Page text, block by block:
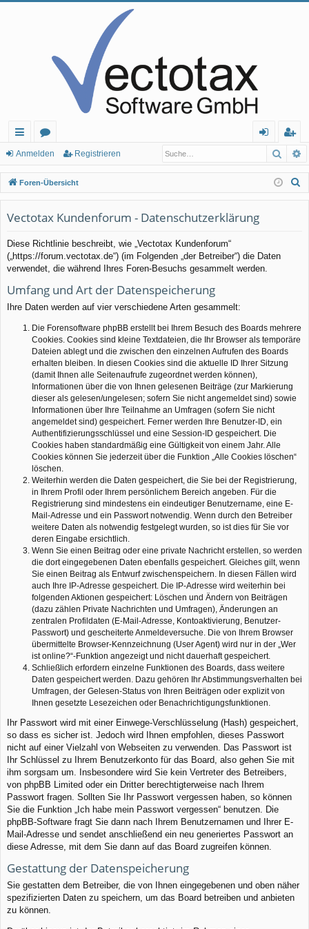
ch
ne
llz
ug
f
or
en
m
el
de
eg
ist
rie
Anmelden Registrieren
Foren-Übersicht
Vectotax Kundenforum - Datenschutzerklärung
Diese Richtlinie beschreibt, wie „Vectotax Kundenforum“
(„https://forum.vectotax.de“) (im Folgenden „der Betreiber“) die Daten
verwendet, die während Ihres Foren-Besuchs gesammelt werden.
Umfang und Art der Datenspeicherung
Ihre Daten werden auf vier verschiedene Arten gesammelt:
Die Forensoftware phpBB erstellt bei Ihrem Besuch des Boards mehrere
Cookies. Cookies sind kleine Textdateien, die Ihr Browser als temporäre
Dateien ablegt und die zwischen den einzelnen Aufrufen des Boards
erhalten bleiben. In diesen Cookies sind die aktuelle ID Ihrer Sitzung
(damit Ihnen alle Seitenaufrufe zugeordnet werden können),
Informationen über die von Ihnen gelesenen Beiträge (zur Markierung
dieser als gelesen/ungelesen; sofern Sie nicht angemeldet sind) sowie
Informationen über Ihre Teilnahme an Umfragen (sofern Sie nicht
angemeldet sind) gespeichert. Ferner werden Ihre Benutzer-ID, ein
Authentifizierungsschlüssel und eine Session-ID gespeichert. Die
Cookies haben standardmäßig eine Gültigkeit von einem Jahr. Alle
Cookies können Sie jederzeit über die Funktion „Alle Cookies löschen“
löschen.
Weiterhin werden die Daten gespeichert, die Sie bei der Registrierung,
in Ihrem Profil oder Ihrem persönlichem Bereich angeben. Für die
Registrierung sind mindestens ein eindeutiger Benutzername, eine E-
Mail-Adresse und ein Passwort notwendig. Wenn durch den Betreiber
weitere Daten als notwendig festgelegt wurden, so ist dies für Sie vor
deren Eingabe ersichtlich.
Wenn Sie einen Beitrag oder eine private Nachricht erstellen, so werden
die dort eingegebenen Daten ebenfalls gespeichert. Gleiches gilt, wenn
Sie einen Beitrag als Entwurf zwischenspeichern. In diesen Fällen wird
auch Ihre IP-Adresse gespeichert. Die IP-Adresse wird weiterhin bei
folgenden Aktionen gespeichert: Löschen und Ändern von Beiträgen
(dazu zählen Private Nachrichten und Umfragen), Änderungen an
zentralen Profildaten (E-Mail-Adresse, Kontoaktivierung, Benutzer-
Passwort) und gescheiterte Anmeldeversuche. Die von Ihrem Browser
übermittelte Browser-Kennzeichnung (User Agent) wird nur in der „Wer
ist online?“-Funktion angezeigt und nicht dauerhaft gespeichert.
Schließlich erfordern einzelne Funktionen des Boards, dass weitere
Daten gespeichert werden. Dazu gehören Ihr Abstimmungsverhalten bei
Umfragen, der Gelesen-Status von Ihren Beiträgen oder explizit von
Ihnen gesetzte Lesezeichen oder Benachrichtigungsfunktionen.
Ihr Passwort wird mit einer Einwege-Verschlüsselung (Hash) gespeichert,
so dass es sicher ist. Jedoch wird Ihnen empfohlen, dieses Passwort
nicht auf einer Vielzahl von Webseiten zu verwenden. Das Passwort ist
Ihr Schlüssel zu Ihrem Benutzerkonto für das Board, also gehen Sie mit
ihm sorgsam um. Insbesondere wird Sie kein Vertreter des Betreibers,
von phpBB Limited oder ein Dritter berechtigterweise nach Ihrem
Passwort fragen. Sollten Sie Ihr Passwort vergessen haben, so können
Sie die Funktion „Ich habe mein Passwort vergessen“ benutzen. Die
phpBB-Software fragt Sie dann nach Ihrem Benutzernamen und Ihrer E-
Mail-Adresse und sendet anschließend ein neu generiertes Passwort an
diese Adresse, mit dem Sie dann auf das Board zugreifen können.
Gestattung der Datenspeicherung
Sie gestatten dem Betreiber, die von Ihnen eingegebenen und oben näher
spezifizierten Daten zu speichern, um das Board betreiben und anbieten
zu können.